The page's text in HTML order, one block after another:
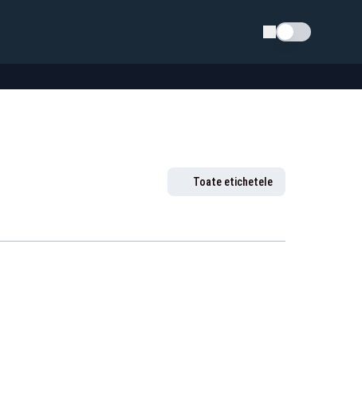
Schimba tema
Toate etichetele